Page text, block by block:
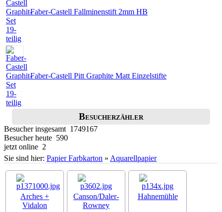
Faber-Castell Fallminenstift 2mm HB
Faber-Castell Pitt Graphite Matt Einzelstifte
Besucherzähler
Besucher insgesamt 1749167
Besucher heute 590
jetzt online 2
Sie sind hier: Papier Farbkarton » Aquarellpapier
Arches +
Vidalon
Canson/Daler-
Rowney
Hahnemühle